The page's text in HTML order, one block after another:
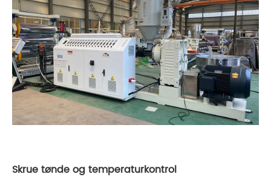
Skrue tønde og temperaturkontrol